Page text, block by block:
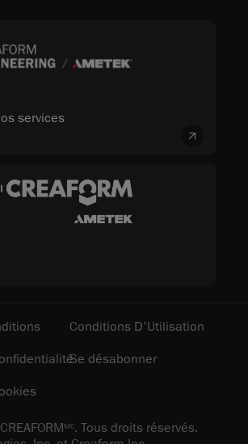
services
MC. Tous droits réservés.
Conditions D'Utilisation
Se désabonner